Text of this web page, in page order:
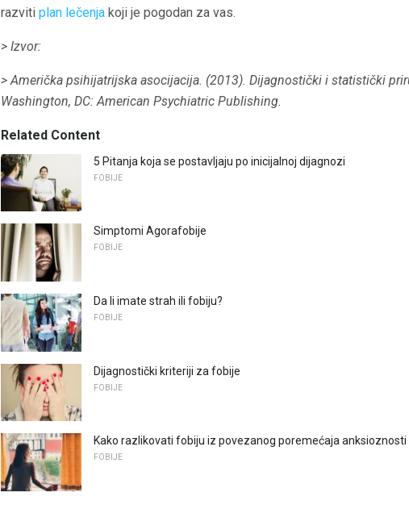
razviti plan lečenja koji je pogodan za vas.
> Izvor:
> Američka psihijatrijska asocijacija. (2013). Dijagnostički i statistički
Washington, DC: American Psychiatric Publishing.
Related Content
5 Pitanja koja se postavljaju po inicijalnoj dijagnozi
FOBIJE
Simptomi Agorafobije
FOBIJE
Da li imate strah ili fobiju?
FOBIJE
Dijagnostički kriteriji za fobije
FOBIJE
Kako razlikovati fobiju iz povezanog poremećaja anksioznosti
FOBIJE